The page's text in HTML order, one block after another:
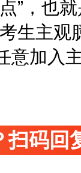
”，也
考生主
意加入
扫码回